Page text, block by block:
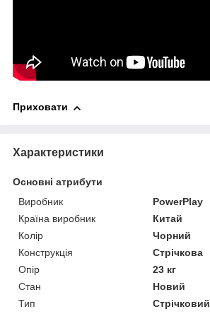
Приховати
Характеристики
Основні атрибути
Виробник
PowerPlay
Країна виробник
Китай
Колір
Чорний
Конструкція
Стрічкова
Опір
23 кг
Стан
Новий
Тип
Стрічковий